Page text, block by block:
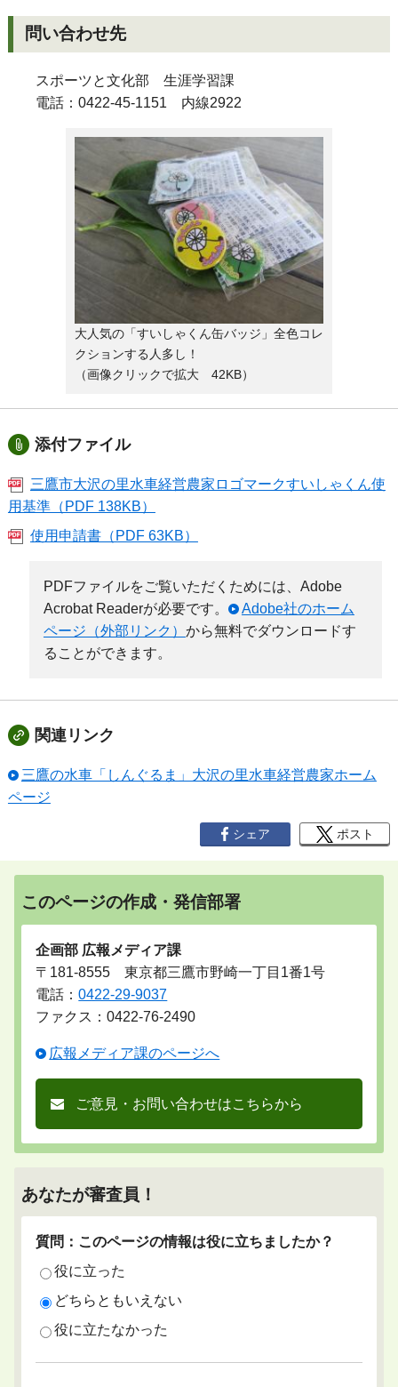
問い合わせ先
スポーツと文化部 生涯学習課
電話：0422-45-1151 内線2922
大人気の「すいしゃくん缶バッジ」全色コレ
クションする人多し！
（画像クリックで拡大 42KB）
添付ファイル
三鷹市大沢の里水車経営農家ロゴマークすいしゃくん使
用基準（PDF 138KB）
使用申請書（PDF 63KB）
PDFファイルをご覧いただくためには、Adobe
Acrobat Readerが必要です。
Adobe社のホーム
ページ（外部リンク） から無料でダウンロードす
ることができます。
関連リンク
三鷹の水車「しんぐるま」大沢の里水車経営農家ホーム
ページ
シェア ポスト
このページの作成・発信部署
企画部 広報メディア課
〒181-8555 東京都三鷹市野崎一丁目1番1号
電話：0422-29-9037
ファクス：0422-76-2490
広報メディア課のページへ
ご意見・お問い合わせはこちらから
あなたが審査員！
質問：このページの情報は役に立ちましたか？
役に立った
どちらともいえない
役に立たなかった